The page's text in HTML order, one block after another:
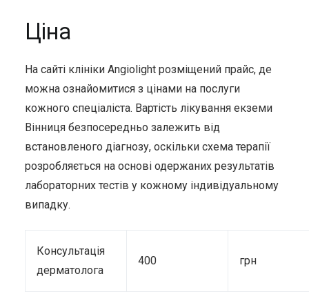
Ціна
На сайті клініки Angiolight розміщений прайс, де
можна ознайомитися з цінами на послуги
кожного спеціаліста. Вартість лікування екземи
Вінниця безпосередньо залежить від
встановленого діагнозу, оскільки схема терапії
розробляється на основі одержаних результатів
лабораторних тестів у кожному індивідуальному
випадку.
Консультація
дерматолога
400 грн